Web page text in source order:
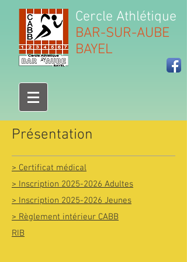
Cercle Athlétique
BAR-SUR-AUBE
BAYEL
Présentation
> Certificat médical
> Inscription 2025-2026 Adultes
> Inscription 2025-2026 Jeunes
> Règlement intérieur CABB
RIB